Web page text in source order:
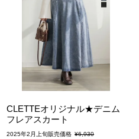
CLETTEオリジナル★デニム
フレアスカート
2025年2月上旬販売価格 ¥6,930